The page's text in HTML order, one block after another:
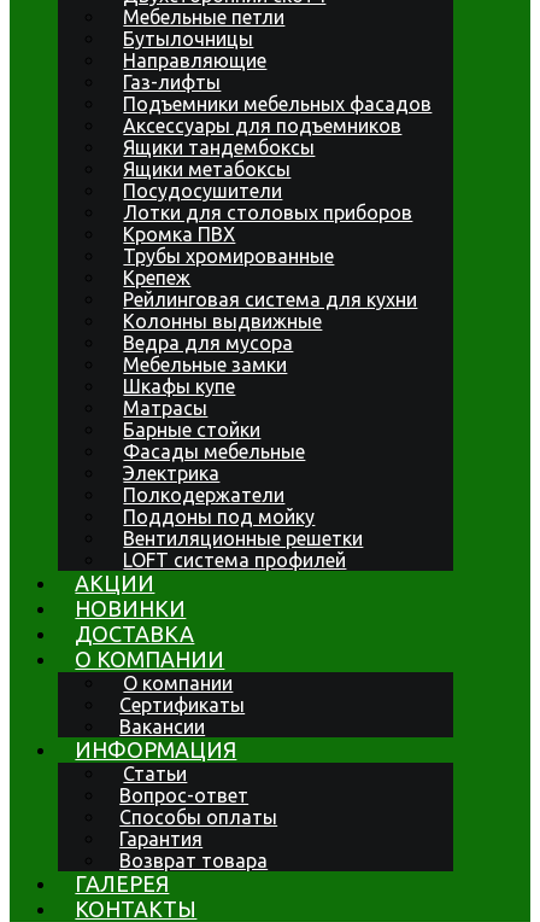
Мебельные петли
Бутылочницы
Направляющие
Газ-лифты
Подъемники мебельных фасадов
Аксессуары для подъемников
Ящики тандембоксы
Ящики метабоксы
Посудосушители
Лотки для столовых приборов
Кромка ПВХ
Трубы хромированные
Крепеж
Рейлинговая система для кухни
Колонны выдвижные
Ведра для мусора
Мебельные замки
Шкафы купе
Матрасы
Барные стойки
Фасады мебельные
Электрика
Полкодержатели
Поддоны под мойку
Вентиляционные решетки
LOFT система профилей
АКЦИИ
НОВИНКИ
ДОСТАВКА
О КОМПАНИИ
О компании
Сертификаты
Вакансии
ИНФОРМАЦИЯ
Статьи
Вопрос-ответ
Способы оплаты
Гарантия
Возврат товара
ГАЛЕРЕЯ
КОНТАКТЫ